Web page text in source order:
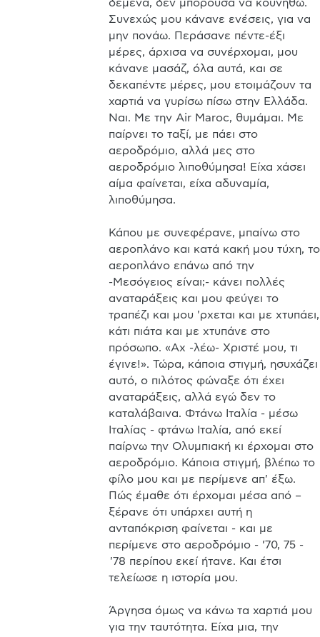
δεμένα, δεν μπορούσα να κουνηθώ.
Συνεχώς μου κάνανε ενέσεις, για να
μην πονάω. Περάσανε πέντε-έξι
μέρες, άρχισα να συνέρχομαι, μου
κάνανε μασάζ, όλα αυτά, και σε
δεκαπέντε μέρες, μου ετοιμάζουν τα
χαρτιά να γυρίσω πίσω στην Ελλάδα.
Ναι. Με την Air Maroc, θυμάμαι. Με
παίρνει το ταξί, με πάει στο
αεροδρόμιο, αλλά μες στο
αεροδρόμιο λιποθύμησα! Είχα χάσει
αίμα φαίνεται, είχα αδυναμία,
λιποθύμησα.
Κάπου με συνεφέρανε, μπαίνω στο
αεροπλάνο και κατά κακή μου τύχη, το
αεροπλάνο επάνω από την
-Μεσόγειος είναι;- κάνει πολλές
αναταράξεις και μου φεύγει το
τραπέζι και μου 'ρχεται και με χτυπάει,
κάτι πιάτα και με χτυπάνε στο
πρόσωπο. «Αχ -λέω- Χριστέ μου, τι
έγινε!». Τώρα, κάποια στιγμή, ησυχάζει
αυτό, ο πιλότος φώναξε ότι έχει
αναταράξεις, αλλά εγώ δεν το
καταλάβαινα. Φτάνω Ιταλία - μέσω
Ιταλίας - φτάνω Ιταλία, από εκεί
παίρνω την Ολυμπιακή κι έρχομαι στo
αεροδρόμιο. Κάποια στιγμή, βλέπω το
φίλο μου και με περίμενε απ' έξω.
Πώς έμαθε ότι έρχομαι μέσα από –
ξέρανε ότι υπάρχει αυτή η
ανταπόκριση φαίνεται - και με
περίμενε στο αεροδρόμιο - ’70, 75 -
'78 περίπου εκεί ήτανε. Και έτσι
τελείωσε η ιστορία μου.
Άργησα όμως να κάνω τα χαρτιά μου
για την ταυτότητα. Είχα μια, την